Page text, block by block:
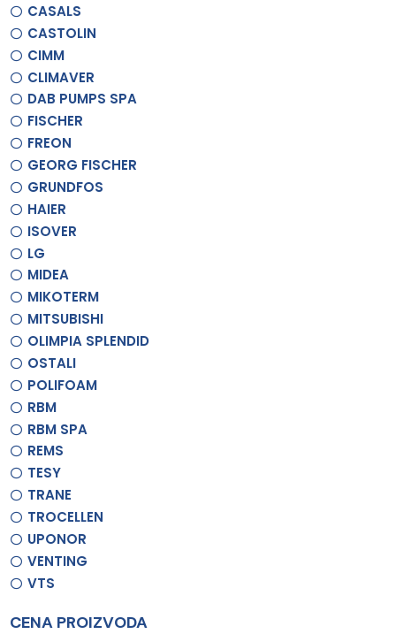
CASALS
CASTOLIN
CIMM
CLIMAVER
DAB PUMPS SPA
FISCHER
FREON
GEORG FISCHER
GRUNDFOS
HAIER
ISOVER
LG
MIDEA
MIKOTERM
MITSUBISHI
OLIMPIA SPLENDID
OSTALI
POLIFOAM
RBM
RBM SPA
REMS
TESY
TRANE
TROCELLEN
UPONOR
VENTING
VTS
CENA PROIZVODA